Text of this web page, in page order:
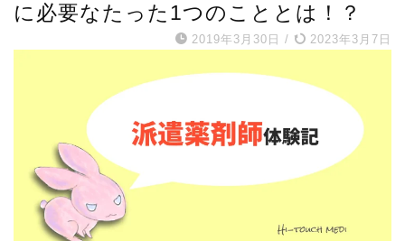
に必要なたった1つのこととは！？
2019年3月30日 / 2023年3月7日